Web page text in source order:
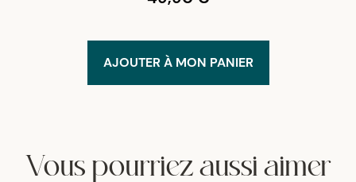
AJOUTER À MON PANIER
Vous pourriez aussi aimer